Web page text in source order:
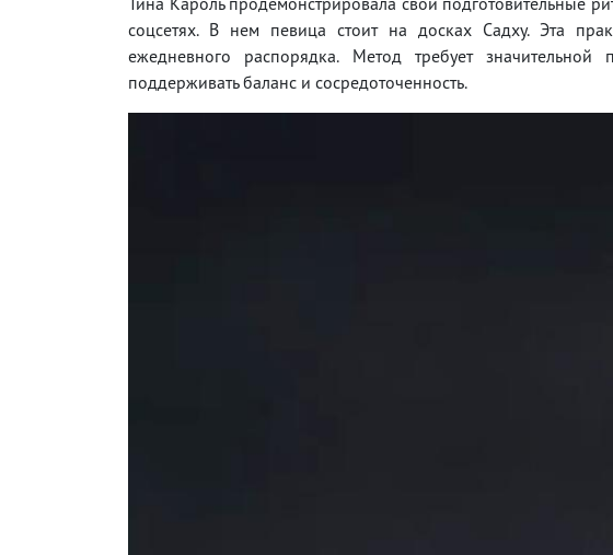
соцсетях. В нем певица стоит на досках Садху. Эта
ежедневного распорядка. Метод требует
поддерживать баланс и сосредоточенность.